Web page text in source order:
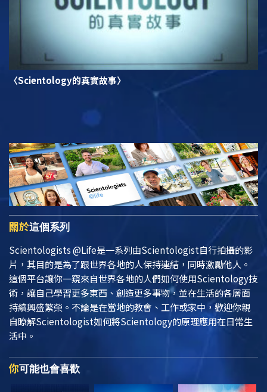
〈Scientology的真實故事〉
關於這個系列
Scientologists @Life是一系列由Scientologist自行拍攝的影
片，其目的是為了跟世界各地的人保持連結，同時激勵他人。
這個平台讓你一窺來自世界各地的人們如何使用Scientology技
術，讓自己學習更多東西、創造更多事物，並在生活的各層面
持續興盛繁榮。不論是在當地的教會、工作或家中，歡迎你親
自瞭解Scientologist如何將Scientology的原理應用在日常生
活中。
你可能也會喜歡